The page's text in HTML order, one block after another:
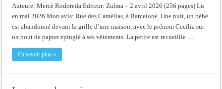
Auteure: Mercè Rodoreda Editeur: Zulma – 2 avril 2026 (256 pages) Lu
en mai 2026 Mon avis: Rue des Camélias, à Barcelone. Une nuit, un bébé
est abandonné devant la grille d’une maison, avec le prénom Cecília sur
un bout de papier épinglé à ses vêtements. La petite est recueillie …
En savoir plus »